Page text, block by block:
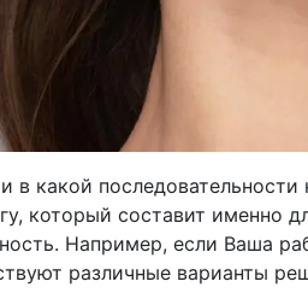
в какой
который составит именно
Например, если Ваша
различные варианты